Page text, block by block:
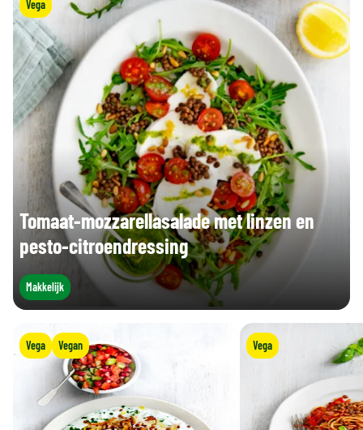
Vega
Tomaat-mozzarellasalade met linzen en
pesto-citroendressing
Makkelijk
Vega Vegan Vega